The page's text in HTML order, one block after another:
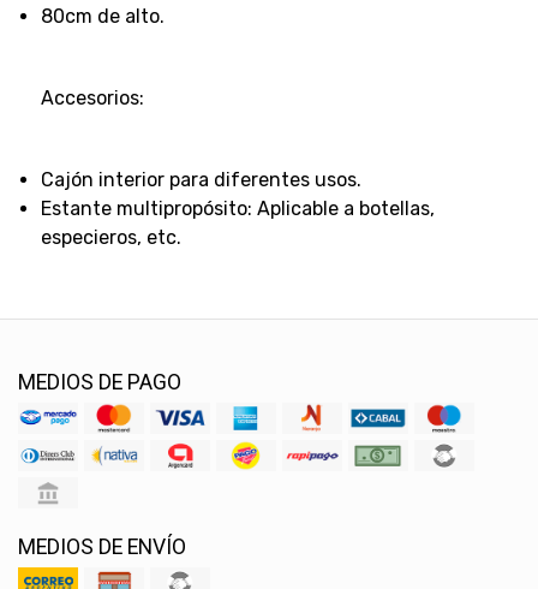
80cm de alto.
Accesorios:
Cajón interior para diferentes usos.
Estante multipropósito: Aplicable a botellas,
especieros, etc.
MEDIOS DE PAGO
MEDIOS DE ENVÍO